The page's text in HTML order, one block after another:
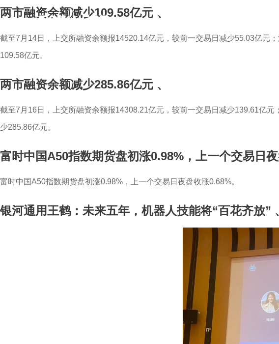
两市融资余额减少109.58亿元 、
截至7月14日，上交所融资余额报14520.14亿元，较前一交易日减少55.03亿元
109.58亿元。
两市融资余额减少285.86亿元 、
截至7月16日，上交所融资余额报14308.21亿元，较前一交易日减少139.61亿
少285.86亿元。
富时中国A50指数期货盘初涨0.98%，上一个交易日夜
富时中国A50指数期货盘初涨0.98%，上一个交易日夜盘收涨0.68%。
银河通用王鹤：未来五年，机器人技能将“百花齐放”